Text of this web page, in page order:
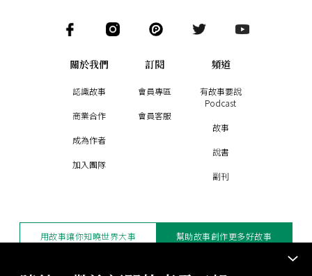
關於我們
認識故事
商業合作
成為作者
加入團隊
訂閱
會員專區
會員客服
頻道
有故事要說
Podcast
故事
說書
副刊
用故事讓你知曉世界大事 幫助故事創作更多好故事